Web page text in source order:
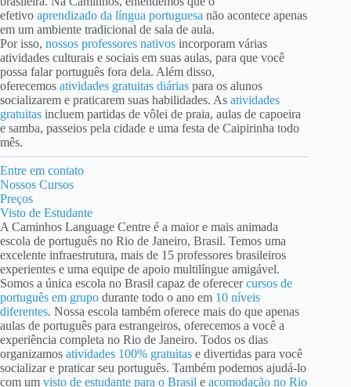
efetivo aprendizado da língua portuguesa não acontece apenas
em um ambiente tradicional de sala de aula.
Por isso, nossos professores nativos incorporam várias
atividades culturais e sociais em suas aulas, para que você
possa falar português fora dela. Além disso,
oferecemos atividades gratuitas diárias para os alunos
socializarem e praticarem suas habilidades. As atividades
gratuitas incluem partidas de vôlei de praia, aulas de capoeira
e samba, passeios pela cidade e uma festa de Caipirinha todo
mês.
Entre em contato
Nossos Cursos
Preços
Visto de Estudante
A Caminhos Language Centre é a maior e mais animada
escola de português no Rio de Janeiro, Brasil. Temos uma
excelente infraestrutura, mais de 15 professores brasileiros
experientes e uma equipe de apoio multilíngue amigável.
Somos a única escola no Brasil capaz de oferecercursos de
português em grupo durante todo o ano em 10 níveis
diferentes. Nossa escola também oferece mais do que apenas
aulas de português para estrangeiros, oferecemos a você a
experiência completa no Rio de Janeiro. Todos os dias
organizamos atividades 100% gratuitas e divertidas para você
socializar e praticar seu português. Também podemos ajudá-lo
com um visto de estudante para o Brasil e acomodação no Rio